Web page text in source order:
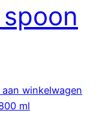
winkelwagen